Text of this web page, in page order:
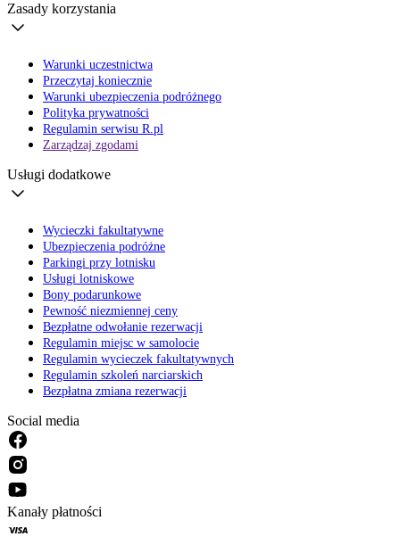
Zasady korzystania
Warunki uczestnictwa
Przeczytaj koniecznie
Warunki ubezpieczenia podróżnego
Polityka prywatności
Regulamin serwisu R.pl
Zarządzaj zgodami
Usługi dodatkowe
Wycieczki fakultatywne
Ubezpieczenia podróżne
Parkingi przy lotnisku
Usługi lotniskowe
Bony podarunkowe
Pewność niezmiennej ceny
Bezpłatne odwołanie rezerwacji
Regulamin miejsc w samolocie
Regulamin wycieczek fakultatywnych
Regulamin szkoleń narciarskich
Bezpłatna zmiana rezerwacji
Social media
Kanały płatności